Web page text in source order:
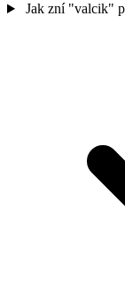
Jak zní "valcik"